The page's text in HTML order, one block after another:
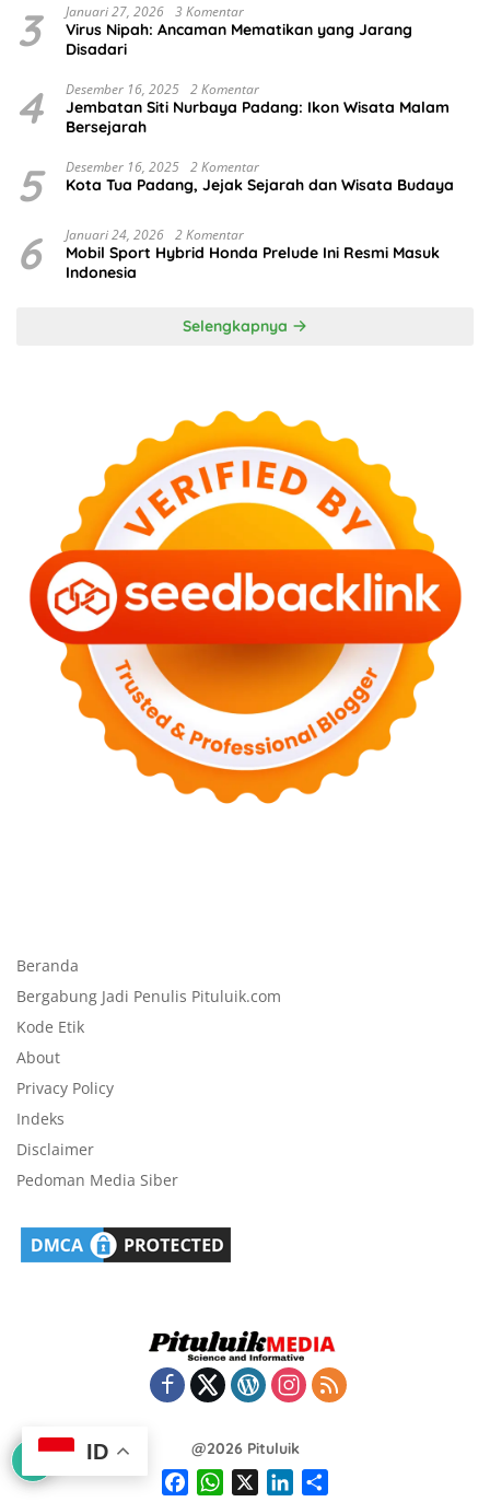
3 Januari 27, 2026 3 Komentar
Virus Nipah: Ancaman Mematikan yang Jarang
Disadari
4 Desember 16, 2025 2 Komentar
Jembatan Siti Nurbaya Padang: Ikon Wisata Malam
Bersejarah
5 Desember 16, 2025 2 Komentar
Kota Tua Padang, Jejak Sejarah dan Wisata Budaya
6 Januari 24, 2026 2 Komentar
Mobil Sport Hybrid Honda Prelude Ini Resmi Masuk
Indonesia
Selengkapnya
Beranda
Bergabung Jadi Penulis Pituluik.com
Kode Etik
About
Privacy Policy
Indeks
Disclaimer
Pedoman Media Siber
@2026 Pituluik
W
h
ID